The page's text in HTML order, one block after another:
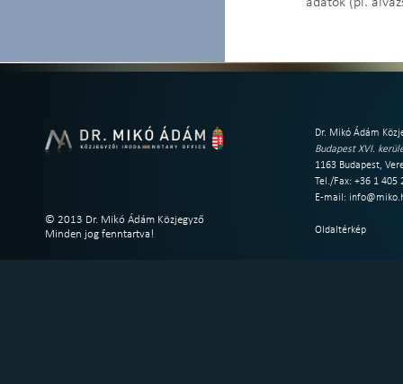
© 2013 Dr. Mikó Ádám Közjegyző
Minden jog fenntartva!
Dr. Mikó Ádám
Budapest XVI.
1163 Budapest,
Tel./Fax: +36 1 405
E-mail:
Oldaltérkép